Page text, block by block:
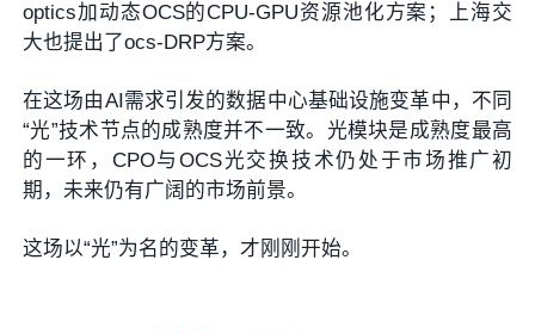
optics加动态OCS的CPU-GPU资源池化方案；上海交
大也提出了ocs-DRP方案。
在这场由AI需求引发的数据中心基础设施变革中，不同
“光”技术节点的成熟度并不一致。光模块是成熟度最高
的一环，CPO与OCS光交换技术仍处于市场推广初
期，未来仍有广阔的市场前景。
这场以“光”为名的变革，才刚刚开始。